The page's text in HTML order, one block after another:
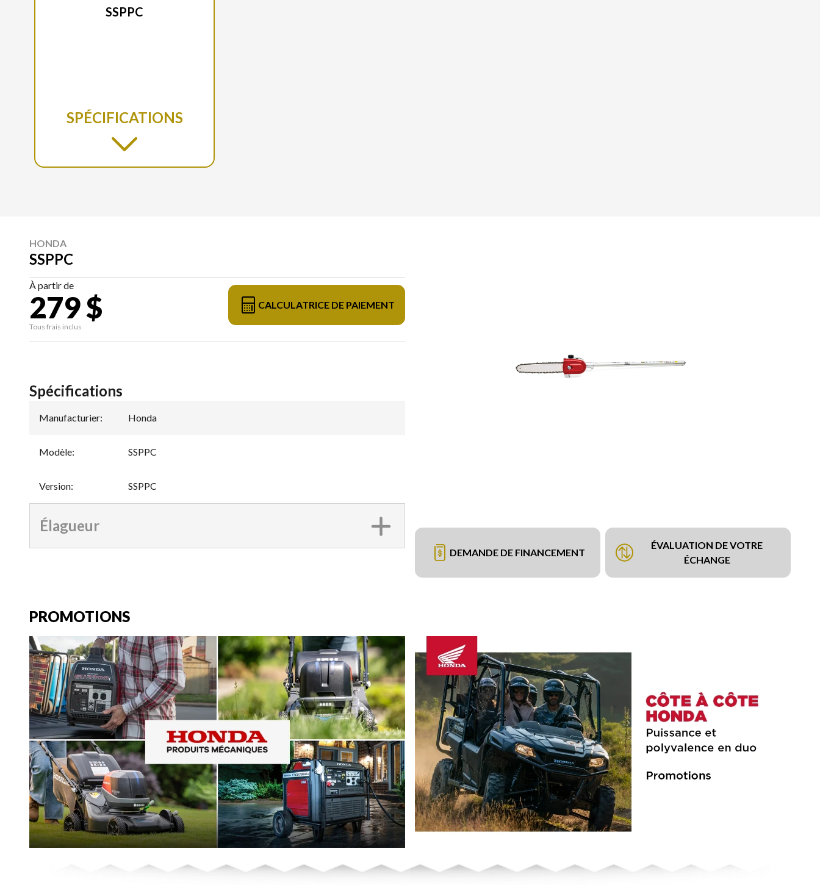
SSPPC
SPÉCIFICATIONS
HONDA
SSPPC
À partir de
279 $
Tous frais inclus
CALCULATRICE DE PAIEMENT
DEMANDE DE FINANCEMENT
ÉVALUATION DE VOTRE
ÉCHANGE
Spécifications
Manufacturier: Honda
Modèle: SSPPC
Version: SSPPC
Élagueur
PROMOTIONS